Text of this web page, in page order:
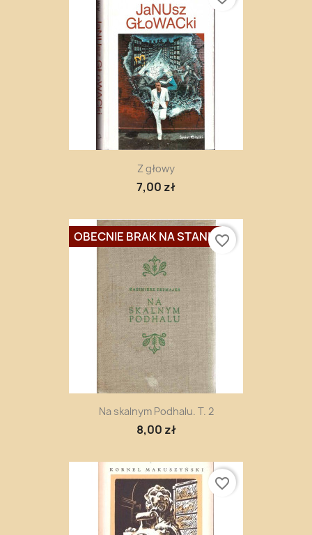
Z głowy
7,00 zł
Na skalnym Podhalu. T. 2
8,00 zł
OBECNIE BRAK NA STANIEfavorite_border
favorite_border